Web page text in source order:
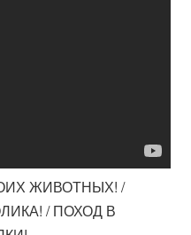
ЖИВОТНЫХ! /
/ ПОХОД В